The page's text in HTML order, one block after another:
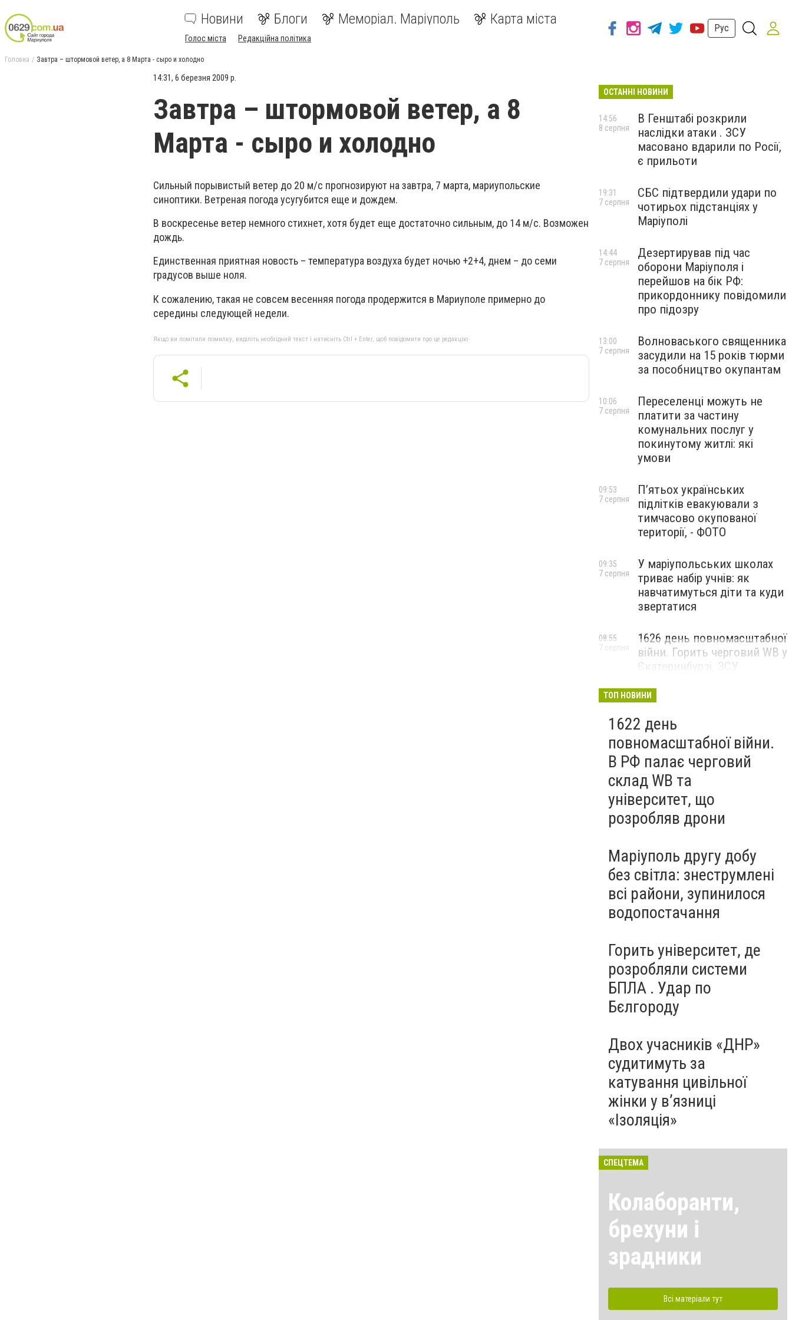
Новини Блоги Меморіал. Маріуполь Карта міста
Голос міста Редакційна політика
Рус
Головна Завтра – штормовой ветер, а 8 Марта - сыро и холодно
14:31, 6 березня 2009 р.
Завтра – штормовой ветер, а 8
Марта - сыро и холодно
Сильный порывистый ветер до 20 м/с прогнозируют на завтра, 7 марта, мариупольские
синоптики. Ветреная погода усугубится еще и дождем.
В воскресенье ветер немного стихнет, хотя будет еще достаточно сильным, до 14 м/с. Возможен
дождь.
Единственная приятная новость – температура воздуха будет ночью +2+4, днем – до семи
градусов выше ноля.
К сожалению, такая не совсем весенняя погода продержится в Мариуполе примерно до
середины следующей недели.
Якщо ви помітили помилку, виділіть необхідний текст і натисніть Ctrl + Enter, щоб повідомити про це редакцію
ОСТАННІ НОВИНИ
В Генштабі розкрили
наслідки атаки . ЗСУ
масовано вдарили по Росії,
є прильоти
14:56
8 серпня
СБС підтвердили удари по
чотирьох підстанціях у
Маріуполі
19:31
7 серпня
Дезертирував під час
оборони Маріуполя і
перейшов на бік РФ:
прикордоннику повідомили
про підозру
14:44
7 серпня
Волноваського священника
засудили на 15 років тюрми
за пособництво окупантам
13:00
7 серпня
Переселенці можуть не
платити за частину
комунальних послуг у
покинутому житлі: які
умови
10:06
7 серпня
П’ятьох українських
підлітків евакуювали з
тимчасово окупованої
території, - ФОТО
09:53
7 серпня
У маріупольських школах
триває набір учнів: як
навчатимуться діти та куди
звертатися
09:35
7 серпня
1626 день повномасштабної
війни. Горить черговий WB у
Єкатеринбурзі. ЗСУ
Маріуполі
08:55
7 серпня
ТОП НОВИНИ
1622 день
повномасштабної війни.
В РФ палає черговий
склад WB та
університет, що
розробляв дрони
Маріуполь другу добу
без світла: знеструмлені
всі райони, зупинилося
водопостачання
Горить університет, де
розробляли системи
БПЛА . Удар по
Бєлгороду
Двох учасників «ДНР»
судитимуть за
катування цивільної
жінки у в’язниці
«Ізоляція»
СПЕЦТЕМА
Колаборанти,
брехуни і
зрадники
Всі матеріали тут